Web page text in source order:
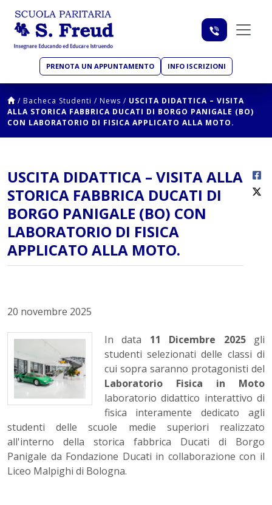
PRENOTA UN APPUNTAMENTO INFO ISCRIZIONI
/ Bacheca Studenti / News / USCITA DIDATTICA – VISITA
ALLA STORICA FABBRICA DUCATI DI BORGO PANIGALE (BO)
CON LABORATORIO DI FISICA APPLICATO ALLA MOTO.
USCITA DIDATTICA – VISITA ALLA
STORICA FABBRICA DUCATI DI
BORGO PANIGALE (BO) CON
LABORATORIO DI FISICA
APPLICATO ALLA MOTO.
20 novembre 2025
In data 11 Dicembre 2025gli
studenti selezionati delle classi di
cui sopra saranno protagonisti del
Laboratorio Fisica in Moto
laboratorio didattico interattivo di
fisica interamente dedicato agli
studenti delle scuole medie superiori realizzato
all'interno della storica fabbrica Ducati di Borgo
Panigale da Fondazione Ducati in collaborazione con il
Liceo Malpighi di Bologna.